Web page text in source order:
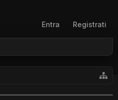
Entra Registrati